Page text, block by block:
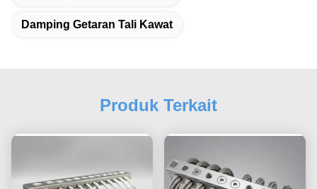
Damping Getaran Tali Kawat
Produk Terkait